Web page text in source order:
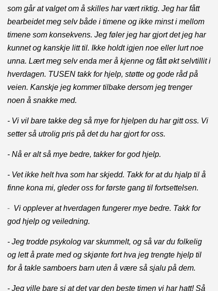
som går at valget om å skilles har vært riktig. Jeg har fått
bearbeidet meg selv både i timene og ikke minst i mellom
timene som konsekvens. Jeg føler jeg har gjort det jeg har
kunnet og kanskje litt til. Ikke holdt igjen noe eller lurt noe
unna. Lært meg selv enda mer å kjenne og fått økt selvtillit i
hverdagen. TUSEN takk for hjelp, støtte og gode råd på
veien. Kanskje jeg kommer tilbake dersom jeg trenger
noen å snakke med.
- Vi vil bare takke deg så mye for hjelpen du har gitt oss. Vi
setter så utrolig pris på det du har gjort for oss.
- Nå er alt så mye bedre, takker for god hjelp.
- Vet ikke helt hva som har skjedd. Takk for at du hjalp til å
finne kona mi, gleder oss for første gang til fortsettelsen.
- Vi opplever at hverdagen fungerer mye bedre. Takk for
god hjelp og veiledning.
- Jeg trodde psykolog var skummelt, og så var du folkelig
og lett å prate med og skjønte fort hva jeg trengte hjelp til
for å takle samboers barn uten å være så sjalu på dem.
- Jeg ville bare si at det var den beste timen vi har hatt! Så